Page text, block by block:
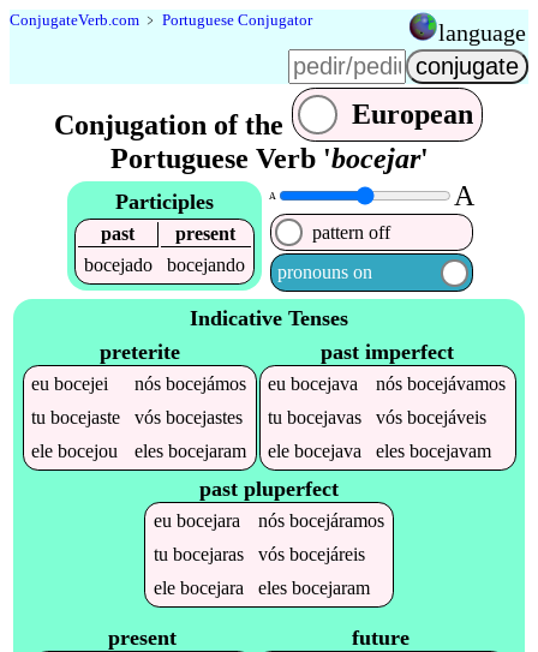
ConjugateVerb.com ﹥ Portuguese Conjugator language
Conjugation of the
European
Portuguese Verb 'bocejar'
Participles
past
present
bocejado
bocejando
A A
pattern off
pronouns on
Indicative Tenses
preterite
eubocejei nósbocejámos
tubocejaste vósbocejastes
elebocejou elesbocejaram
past imperfect
eubocejava nósbocejávamos
tubocejavas vósbocejáveis
elebocejava elesbocejavam
past pluperfect
eu bocejara nós bocejáramos
tu bocejaras vós bocejáreis
ele bocejara eles bocejaram
present future